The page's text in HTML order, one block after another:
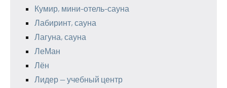
Кумир, мини-отель-сауна
Лабиринт, сауна
Лагуна, сауна
ЛеМан
Лён
Лидер — учебный центр